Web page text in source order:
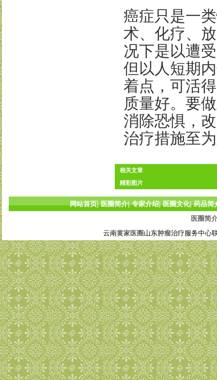
癌症只是一
术、化疗、
况下是以遭
但以人短期
着点，可活
质量好。要
消除恐惧，
治疗措施至
相关文章
精彩图片
网站首页|医圈简介|专家介绍|医圈文化|药品简
医圈简
云南黄家医圈山东肿瘤治疗服务中心